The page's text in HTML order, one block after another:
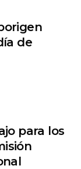
de
para los